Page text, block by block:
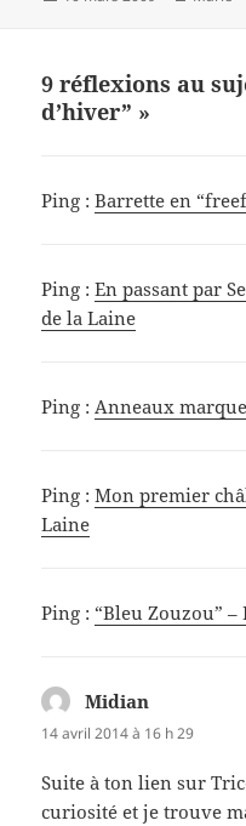
e
o
o
es er
9 réflexions au
d’hiver” »
Ping :Barrette en
Ping :En passant par
de la Laine
Ping :Anneaux
Ping :Mon premier
Laine
Ping : “Bleu Zouzou” –
Midian
14 avril 2014 à 16 h 29
Suite à ton lien sur
curiosité et je trouve